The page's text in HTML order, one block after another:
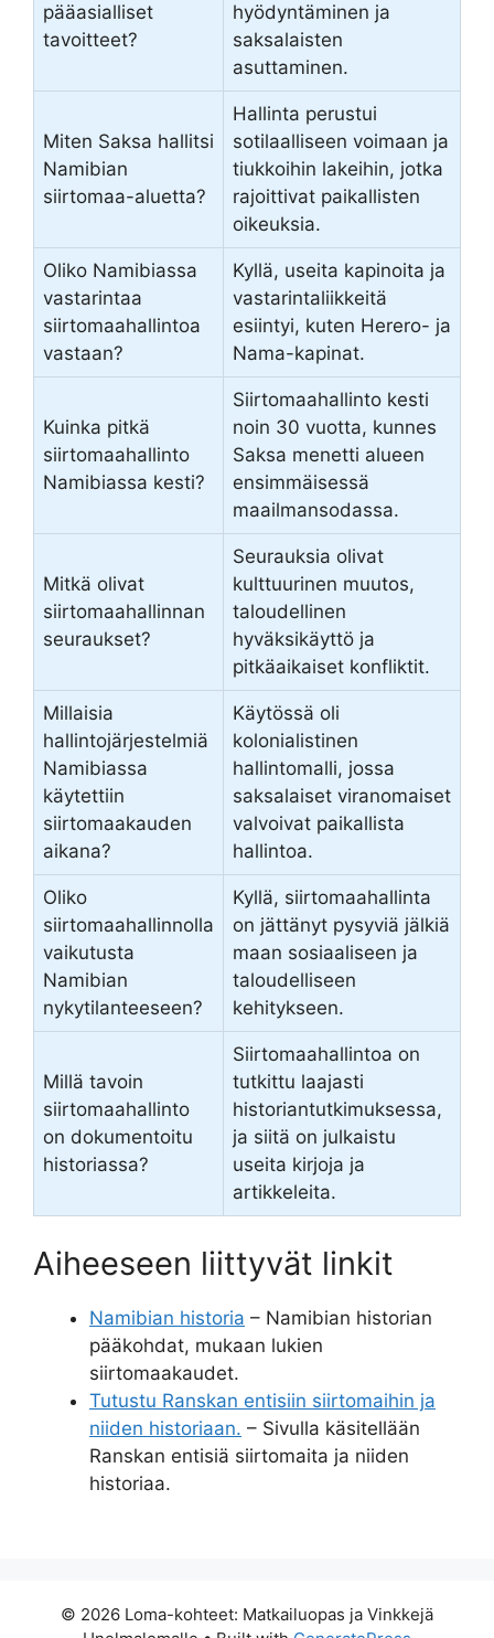
pääasialliset
tavoitteet?
hyödyntäminen ja
saksalaisten
asuttaminen.
Miten Saksa hallitsi
Namibian
siirtomaa-aluetta?
Hallinta perustui
sotilaalliseen voimaan ja
tiukkoihin lakeihin, jotka
rajoittivat paikallisten
oikeuksia.
Oliko Namibiassa
vastarintaa
siirtomaahallintoa
vastaan?
Kyllä, useita kapinoita ja
vastarintaliikkeitä
esiintyi, kuten Herero- ja
Nama-kapinat.
Kuinka pitkä
siirtomaahallinto
Namibiassa kesti?
Siirtomaahallinto kesti
noin 30 vuotta, kunnes
Saksa menetti alueen
ensimmäisessä
maailmansodassa.
Mitkä olivat
siirtomaahallinnan
seuraukset?
Seurauksia olivat
kulttuurinen muutos,
taloudellinen
hyväksikäyttö ja
pitkäaikaiset konfliktit.
Millaisia
hallintojärjestelmiä
Namibiassa
käytettiin
siirtomaakauden
aikana?
Käytössä oli
kolonialistinen
hallintomalli, jossa
saksalaiset viranomaiset
valvoivat paikallista
hallintoa.
Oliko
siirtomaahallinnolla
vaikutusta
Namibian
nykytilanteeseen?
Kyllä, siirtomaahallinta
on jättänyt pysyviä jälkiä
maan sosiaaliseen ja
taloudelliseen
kehitykseen.
Millä tavoin
siirtomaahallinto
on dokumentoitu
historiassa?
Siirtomaahallintoa on
tutkittu laajasti
historiantutkimuksessa,
ja siitä on julkaistu
useita kirjoja ja
artikkeleita.
Aiheeseen liittyvät linkit
Namibian historia – Namibian historian
pääkohdat, mukaan lukien
siirtomaakaudet.
Tutustu Ranskan entisiin siirtomaihin ja
niiden historiaan. – Sivulla käsitellään
Ranskan entisiä siirtomaita ja niiden
historiaa.
© 2026 Loma-kohteet: Matkailuopas ja Vinkkejä